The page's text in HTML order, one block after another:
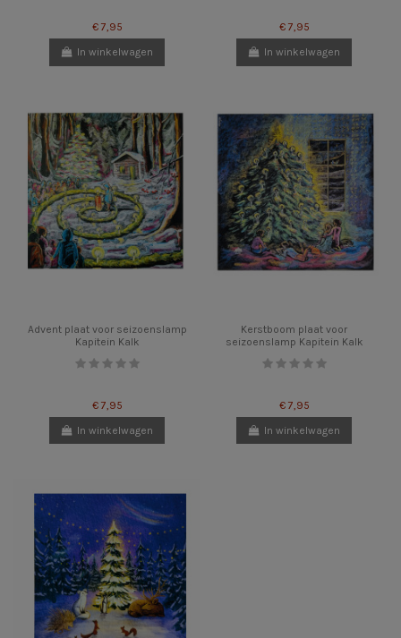
€ 7,95
In winkelwagen
€ 7,95
In winkelwagen
Advent plaat voor seizoenslamp
Kapitein Kalk
€ 7,95
In winkelwagen
Kerstboom plaat voor
seizoenslamp Kapitein Kalk
€ 7,95
In winkelwagen